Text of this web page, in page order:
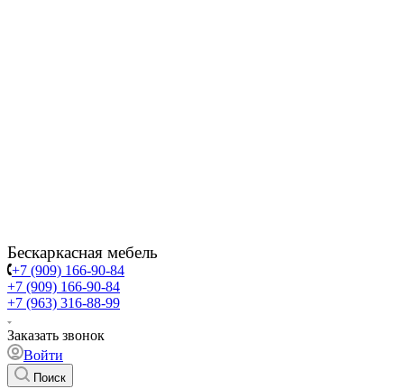
Бескаркасная мебель
+7 (909) 166-90-84
+7 (909) 166-90-84
+7 (963) 316-88-99
Заказать звонок
Войти
Поиск